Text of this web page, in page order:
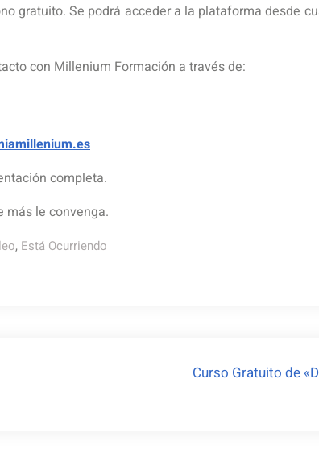
gratuito. Se podrá acceder a la plataforma desde
con Millenium Formación a través de:
completa.
más le convenga.
, Está Ocurriendo
Curso Gratuito de